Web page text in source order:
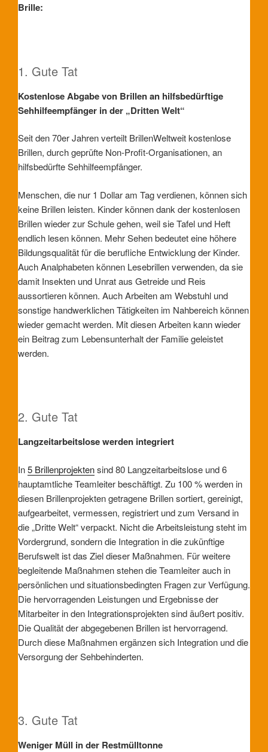
Brille:
1. Gute Tat
Kostenlose Abgabe von Brillen an hilfsbedürftige
Sehhilfeempfänger in der „Dritten Welt“
Seit den 70er Jahren verteilt BrillenWeltweit kostenlose
Brillen, durch geprüfte Non-Profit-Organisationen, an
hilfsbedürfte Sehhilfeempfänger.
Menschen, die nur 1 Dollar am Tag verdienen, können sich
keine Brillen leisten. Kinder können dank der kostenlosen
Brillen wieder zur Schule gehen, weil sie Tafel und Heft
endlich lesen können. Mehr Sehen bedeutet eine höhere
Bildungsqualität für die berufliche Entwicklung der Kinder.
Auch Analphabeten können Lesebrillen verwenden, da sie
damit Insekten und Unrat aus Getreide und Reis
aussortieren können. Auch Arbeiten am Webstuhl und
sonstige handwerklichen Tätigkeiten im Nahbereich können
wieder gemacht werden. Mit diesen Arbeiten kann wieder
ein Beitrag zum Lebensunterhalt der Familie geleistet
werden.
2. Gute Tat
Langzeitarbeitslose werden integriert
In5 Brillenprojektensind 80 Langzeitarbeitslose und 6
hauptamtliche Teamleiter beschäftigt. Zu 100 % werden in
diesen Brillenprojekten getragene Brillen sortiert, gereinigt,
aufgearbeitet, vermessen, registriert und zum Versand in
die „Dritte Welt“ verpackt. Nicht die Arbeitsleistung steht im
Vordergrund, sondern die Integration in die zukünftige
Berufswelt ist das Ziel dieser Maßnahmen. Für weitere
begleitende Maßnahmen stehen die Teamleiter auch in
persönlichen und situationsbedingten Fragen zur Verfügung.
Die hervorragenden Leistungen und Ergebnisse der
Mitarbeiter in den Integrationsprojekten sind äußert positiv.
Die Qualität der abgegebenen Brillen ist hervorragend.
Durch diese Maßnahmen ergänzen sich Integration und die
Versorgung der Sehbehinderten.
3. Gute Tat
Weniger Müll in der Restmülltonne